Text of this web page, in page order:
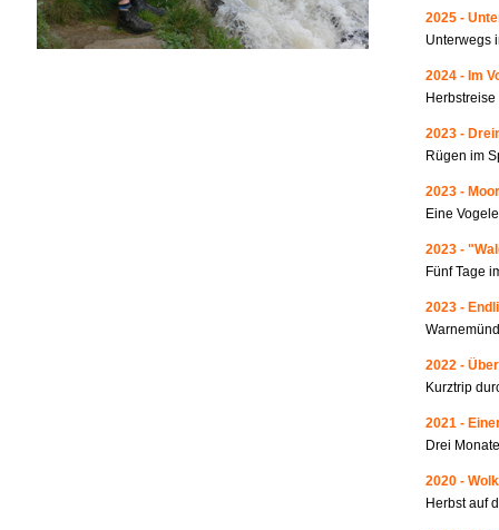
2025 -
Unterwegs
2024 - Im
2023 -
Rügen im
2023 -
Eine
2023 -
Fünf Tage
2023 -
2022 -
Kurztrip
2021 -
Drei
2020 -
Herbst auf